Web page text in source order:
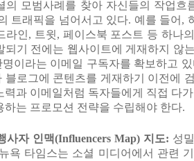
의 모범사례를 찾아 자신들의 작업흐
트래픽을 넘어서고 있다. 예를 들어 ,
라인, 트윗, 페이스북 포스트 등 하나
되기 전에는 웹사이트에 게재하지 않
명이라는 이메일 구독자를 확보하고
블로그에 콘텐츠를 게재하기 이전에
력과 이메일처럼 독자들에게 직접 다
하는 프로모션 전략을 수립해야 한다.
사자 인맥(Influencers Map) 지도: 성
뉴욕 타임스는 소셜 미디어에서 관련